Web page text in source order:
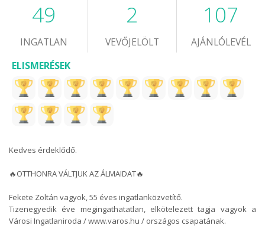
49
INGATLAN
2
VEVŐJELÖLT
107
AJÁNLÓLEVÉL
ELISMERÉSEK
Kedves érdeklődő.
🔥OTTHONRA VÁLTJUK AZ ÁLMAIDAT🔥
Fekete Zoltán vagyok, 55 éves ingatlanközvetítő.
Tizenegyedik éve megingathatatlan, elkötelezett tagja vagyok a
Városi Ingatlaniroda / www.varos.hu / országos csapatának.